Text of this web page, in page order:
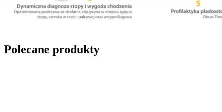
Polecane produkty